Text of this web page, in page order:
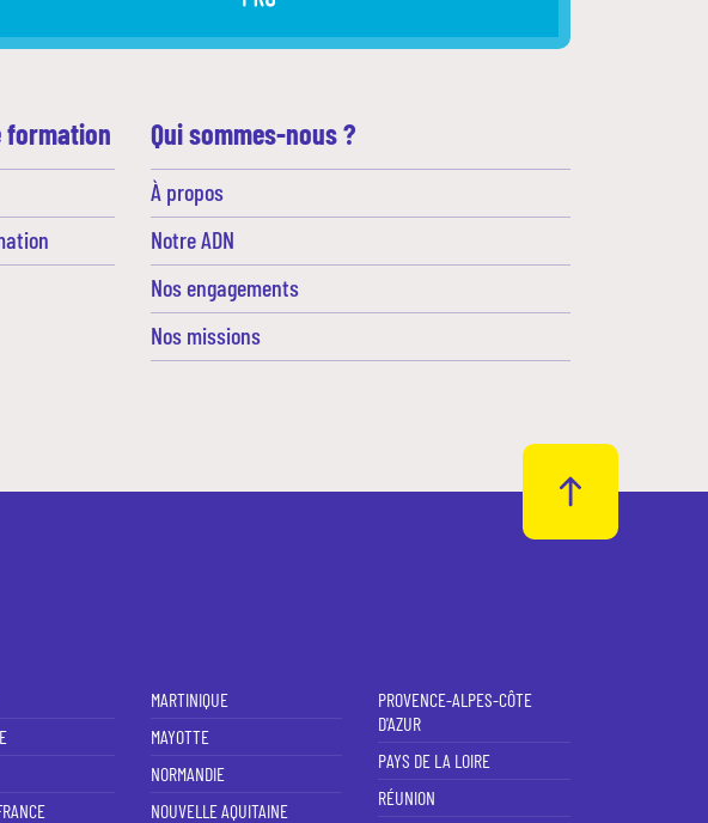
formation Qui sommes-nous ?
À propos
Notre ADN
Nos engagements
Nos missions
MARTINIQUE
MAYOTTE
NORMANDIE
NOUVELLE AQUITAINE
PROVENCE-ALPES-CÔTE
D'AZUR
PAYS DE LA LOIRE
RÉUNION